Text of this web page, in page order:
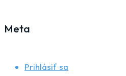
Meta
Prihlásiť sa